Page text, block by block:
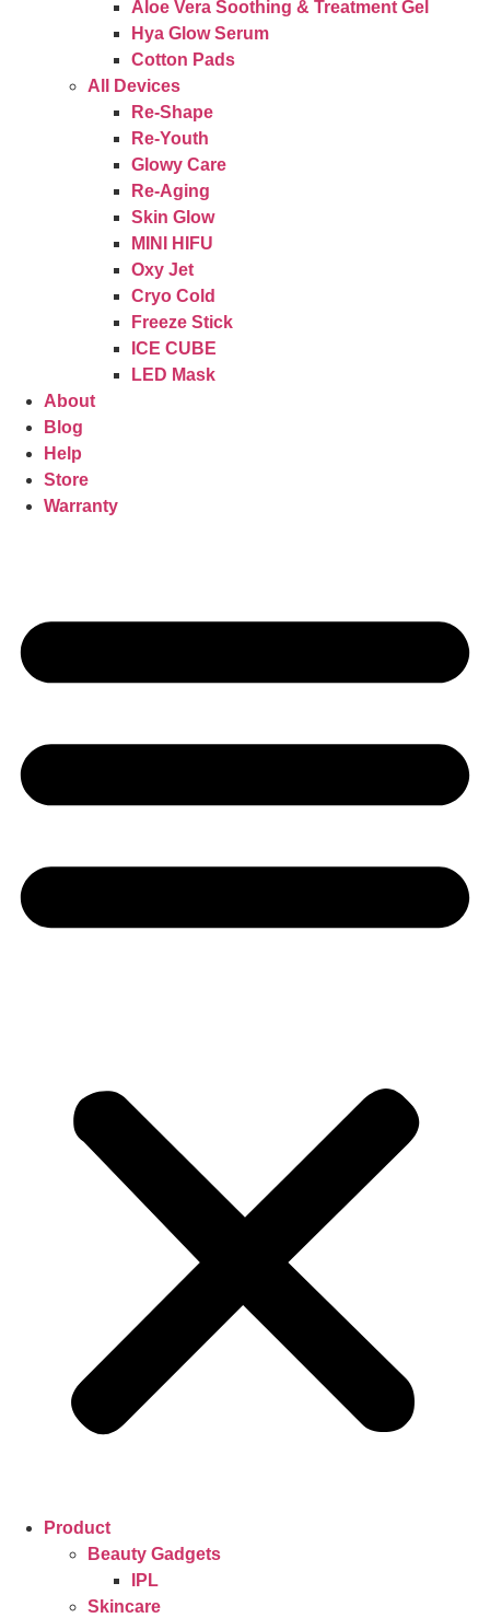
Aloe Vera Soothing & Treatment Gel
Hya Glow Serum
Cotton Pads
All Devices
Re-Shape
Re-Youth
Glowy Care
Re-Aging
Skin Glow
MINI HIFU
Oxy Jet
Cryo Cold
Freeze Stick
ICE CUBE
LED Mask
About
Blog
Help
Store
Warranty
Product
Beauty Gadgets
IPL
Skincare